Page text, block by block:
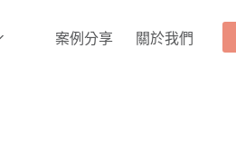
案例分享 關於我們